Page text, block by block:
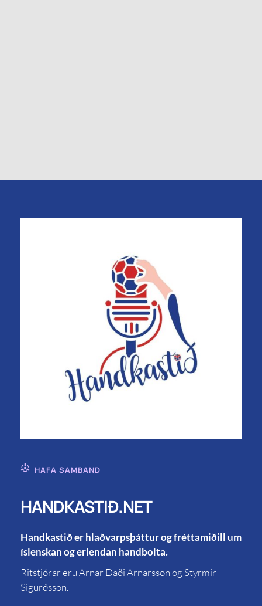
HAFA SAMBAND
HANDKASTIÐ.NET
Handkastið er hlaðvarpsþáttur og fréttamiðill um
íslenskan og erlendan handbolta.
Ritstjórar eru Arnar Daði Arnarsson og Styrmir
Sigurðsson.